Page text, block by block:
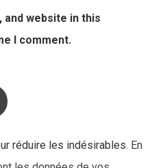
and website in this
I comment.
réduire les indésirables. En